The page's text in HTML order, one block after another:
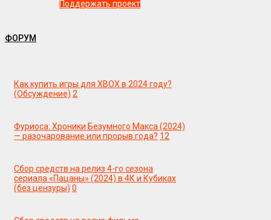
Поддержать проект
ФОРУМ
Как купить игры для XBOX в 2024 году?
(Обсуждение) 2
Фуриоса: Хроники Безумного Макса (2024)
— разочарование или прорыв года? 12
Сбор средств на релиз 4-го сезона
сериала «Пацаны» (2024) в 4К и Кубиках
(без цензуры) 0